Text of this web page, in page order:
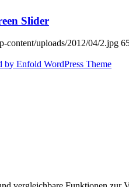
Slider
content/uploads/2012/04/2.jpg
by Enfold WordPress Theme